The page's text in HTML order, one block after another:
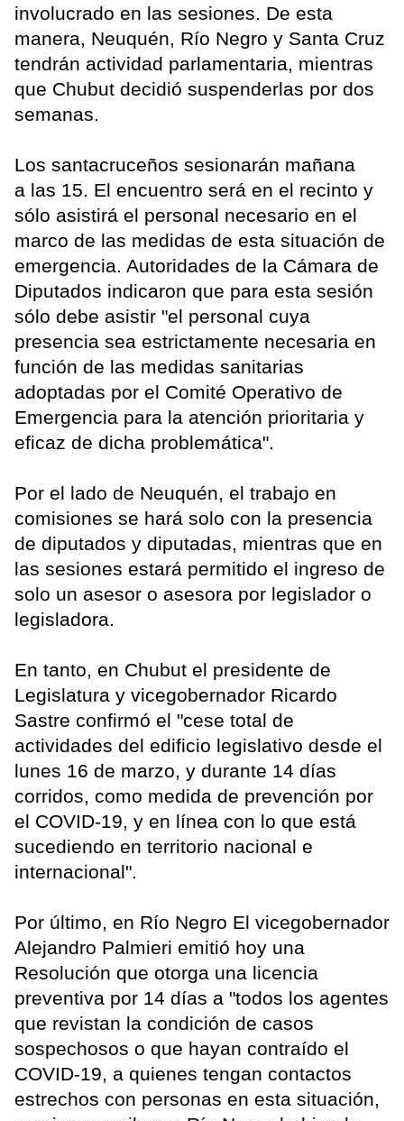
involucrado en las sesiones. De esta
manera, Neuquén, Río Negro y Santa Cruz
tendrán actividad parlamentaria, mientras
que Chubut decidió suspenderlas por dos
semanas.
Los santacruceños sesionarán mañana
a las 15. El encuentro será en el recinto y
sólo asistirá el personal necesario en el
marco de las medidas de esta situación de
emergencia. Autoridades de la Cámara de
Diputados indicaron que para esta sesión
sólo debe asistir "el personal cuya
presencia sea estrictamente necesaria en
función de las medidas sanitarias
adoptadas por el Comité Operativo de
Emergencia para la atención prioritaria y
eficaz de dicha problemática".
Por el lado de Neuquén, el trabajo en
comisiones se hará solo con la presencia
de diputados y diputadas, mientras que en
las sesiones estará permitido el ingreso de
solo un asesor o asesora por legislador o
legisladora.
En tanto, en Chubut el presidente de
Legislatura y vicegobernador Ricardo
Sastre confirmó el "cese total de
actividades del edificio legislativo desde el
lunes 16 de marzo, y durante 14 días
corridos, como medida de prevención por
el COVID-19, y en línea con lo que está
sucediendo en territorio nacional e
internacional".
Por último, en Río Negro El vicegobernador
Alejandro Palmieri emitió hoy una
Resolución que otorga una licencia
preventiva por 14 días a "todos los agentes
que revistan la condición de casos
sospechosos o que hayan contraído el
COVID-19, a quienes tengan contactos
estrechos con personas en esta situación,